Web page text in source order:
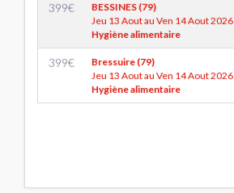
399€
BESSINES (79)
Jeu 13 Aout au Ven 14 Aout 2026
Hygiène alimentaire
399€
Bressuire (79)
Jeu 13 Aout au Ven 14 Aout 2026
Hygiène alimentaire